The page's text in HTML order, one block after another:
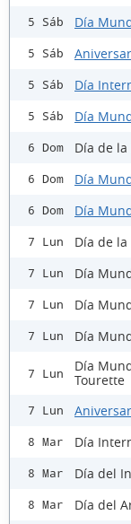
5 Sáb Día
5 Sáb
5 Sáb Día
5 Sáb Día
6 Dom Día de la
6 Dom Día
6 Dom Día
7 Lun Día de
7 Lun Día
7 Lun Día
7 Lun Día
7 Lun
Día
Tourette
7 Lun
8 Mar Día
8 Mar Día del
8 Mar Día del